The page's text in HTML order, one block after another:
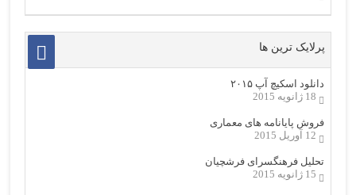
پرلایک ترین ها
دانلود اسکیچ آپ ۲۰۱۵
18 ژانویه 2015
فروش پایانامه های معماری
12 آوریل 2015
تحلیل فرهنگسرای فرشچیان
15 ژانویه 2015